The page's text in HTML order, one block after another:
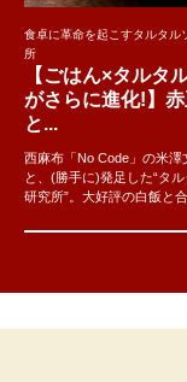
食卓に革命を起こすタルタル
所
【ごはん×タルタ
がさらに進化!】
と...
西麻布「No Code」の米澤
と、(勝手に)発足した“タ
研究所”。大好評の白飯と合